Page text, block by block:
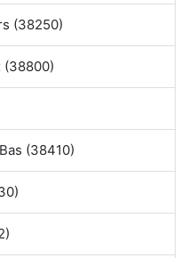
(38250)
(38800)
(38410)